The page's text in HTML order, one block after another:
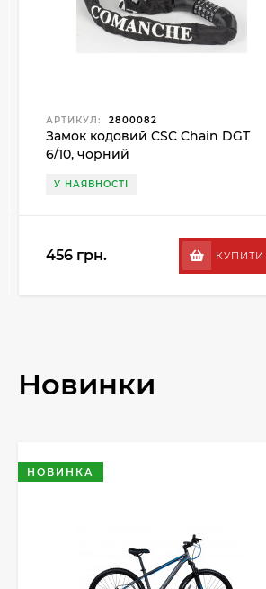
АРТИКУЛ: 2800082
Замок кодовий CSC Chain DGT
6/10, чорний
У НАЯВНОСТІ
456 грн. КУПИТИ
Новинки
НОВИНКА